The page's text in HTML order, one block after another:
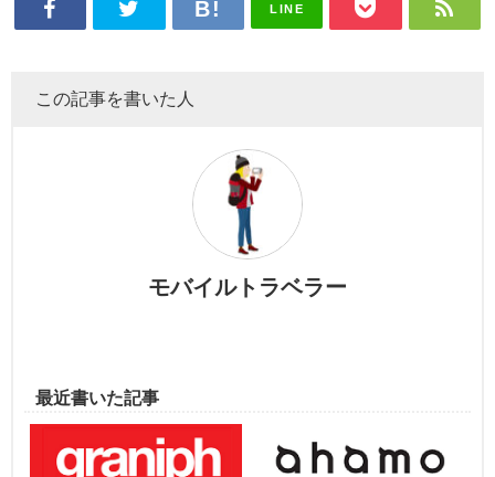
LINE
この記事を書いた人
モバイルトラベラー
最近書いた記事